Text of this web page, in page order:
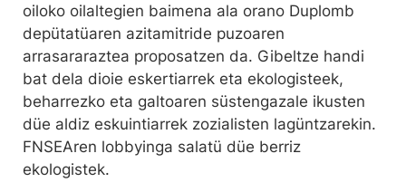
oiloko oilaltegien baimena ala orano Duplomb
depütatüaren azitamitride puzoaren
arrasararaztea proposatzen da. Gibeltze handi
bat dela dioie eskertiarrek eta ekologisteek,
beharrezko eta galtoaren süstengazale ikusten
düe aldiz eskuintiarrek zozialisten lagüntzarekin.
FNSEAren lobbyinga salatü düe berriz
ekologistek.